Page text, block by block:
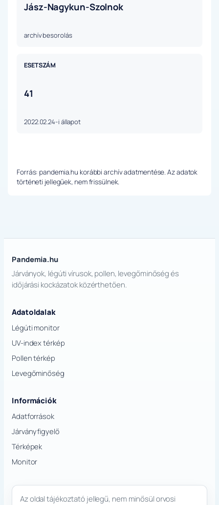
Jász-Nagykun-Szolnok
archív besorolás
ESETSZÁM
41
2022.02.24-i állapot
Forrás: pandemia.hu korábbi archív adatmentése. Az adatok
történeti jellegűek, nem frissülnek.
Pandemia.hu
Járványok, légúti vírusok, pollen, levegőminőség és
időjárási kockázatok közérthetően.
Adatoldalak
Légúti monitor
UV-index térkép
Pollen térkép
Levegőminőség
Információk
Adatforrások
Járványfigyelő
Térképek
Monitor
Az oldal tájékoztató jellegű, nem minősül orvosi